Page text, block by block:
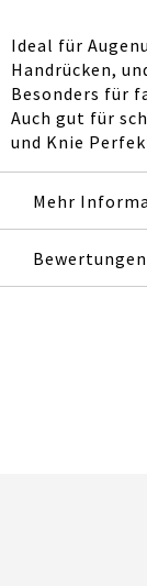
Ideal für
Handrücken,
Besonders für
Auch gut für
und Knie
Mehr
Bewertungen